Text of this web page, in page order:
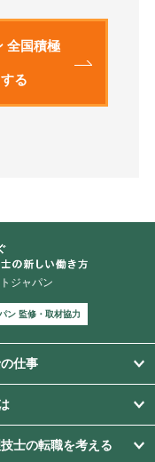
全国積極
る
ジャパン
ン 監修・取材協力
仕事
士の転職を考える